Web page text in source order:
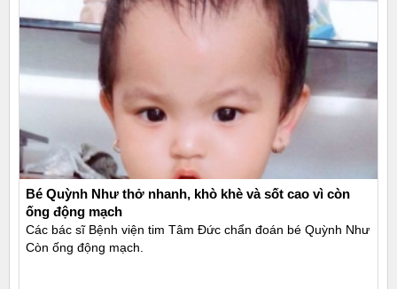
Bé Quỳnh Như thở nhanh, khò khè và sốt cao vì còn
ống động mạch
Các bác sĩ Bệnh viện tim Tâm Đức chẩn đoán bé Quỳnh Như
Còn ống động mạch.